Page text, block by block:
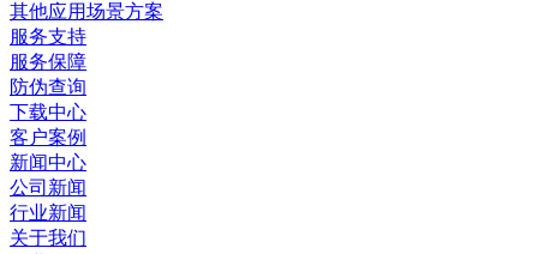
其他应用场景方案
服务支持
服务保障
防伪查询
下载中心
客户案例
新闻中心
公司新闻
行业新闻
关于我们